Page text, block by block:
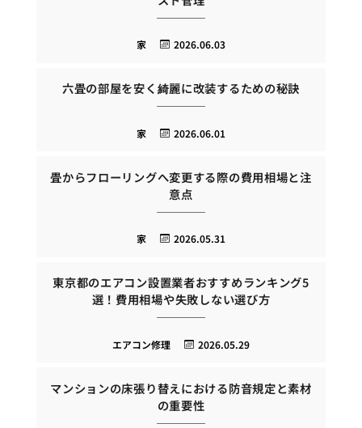
2026.06.03
家
六畳の部屋を安く綺麗に改装するための秘訣
2026.06.01
家
畳からフローリングへ変更する際の費用相場と注
意点
2026.05.31
家
東京都のエアコン設置業者おすすめランキング5
選！費用相場や失敗しない選び方
2026.05.29
エアコン修理
マンションの床張り替えにおける防音規定と素材
の重要性